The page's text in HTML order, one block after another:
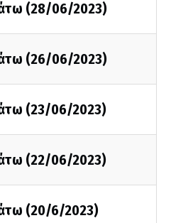
(28/06/2023)
(26/06/2023)
(23/06/2023)
(22/06/2023)
(20/6/2023)